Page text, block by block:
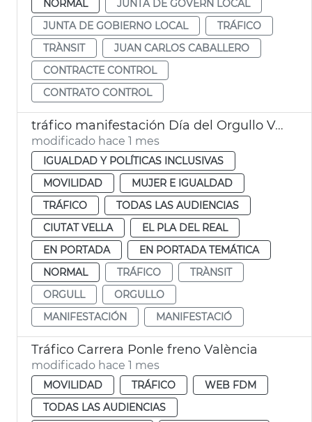
NORMAL
JUNTA DE GOVERN LOCAL
JUNTA DE GOBIERNO LOCAL
TRÁFICO
TRÀNSIT
JUAN CARLOS CABALLERO
CONTRACTE CONTROL
CONTRATO CONTROL
tráfico manifestación Día del Orgullo València
modificado hace 1 mes
IGUALDAD Y POLÍTICAS INCLUSIVAS
MOVILIDAD
MUJER E IGUALDAD
TRÁFICO
TODAS LAS AUDIENCIAS
CIUTAT VELLA
EL PLA DEL REAL
EN PORTADA
EN PORTADA TEMÁTICA
NORMAL
TRÁFICO
TRÀNSIT
ORGULL
ORGULLO
MANIFESTACIÓN
MANIFESTACIÓ
Tráfico Carrera Ponle freno València
modificado hace 1 mes
MOVILIDAD TRÁFICO
WEB FDM
TODAS LAS AUDIENCIAS